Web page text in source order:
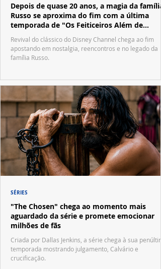
Depois de quase 20 anos, a magia da família
Russo se aproxima do fim com a última
temporada de "Os Feiticeiros Além de
Revival do clássico do Disney Channel chega ao fim
apostando em nostalgia, reencontros e no legado da
família Russo.
"The Chosen" chega ao momento mais
aguardado da série e promete emocionar
milhões de fãs
Criada por Dallas Jenkins, a série chega à sua
temporada mostrando julgamento, Calvário e
crucificação.
SÉRIES